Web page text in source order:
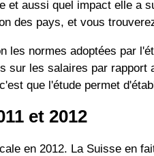
aussi quel impact elle a
des pays, et vous
normes adoptées par
les salaires par rapport
que l'étude permet
et 2012
en 2012. La Suisse en